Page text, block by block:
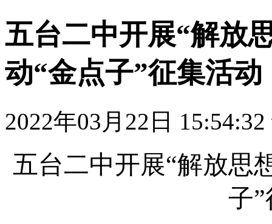
五台二中开展“解放
动“金点子”征集活动
2022年03月22日 15:54:32
五台二中开展“解放思
子”